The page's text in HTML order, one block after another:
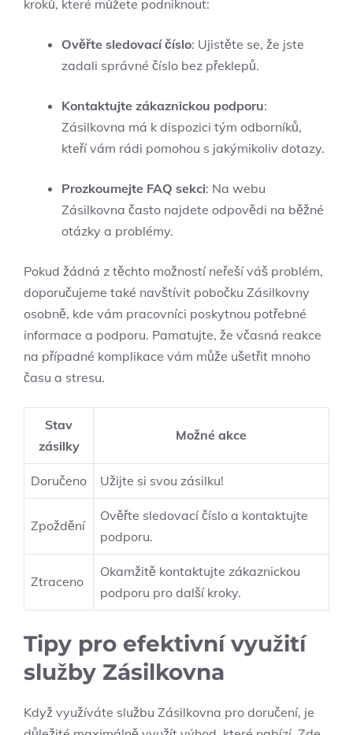
kroků, které můžete podniknout:
Ověřte ⁣sledovací číslo: Ujistěte se, že jste
zadali správné číslo bez překlepů.
Kontaktujte zákaznickou podporu:
Zásilkovna má⁤ k dispozici tým odborníků,
kteří vám rádi pomohou s jakýmikoliv dotazy.
Prozkoumejte FAQ ⁤sekci: Na webu‍
Zásilkovna ‍často ​najdete ⁤odpovědi na běžné
otázky a problémy.
Pokud žádná ⁣z těchto možností⁢ neřeší váš problém,
doporučujeme také navštívit pobočku Zásilkovny
osobně, kde ​vám pracovníci poskytnou potřebné
informace a podporu. Pamatujte, že včasná ‌reakce
na případné komplikace ‍vám ​může ušetřit mnoho
času a stresu.
Stav
zásilky
Možné akce
Doručeno Užijte⁣ si svou ⁣zásilku!
Zpoždění
Ověřte sledovací číslo a ‌kontaktujte
podporu.
Ztraceno
Okamžitě kontaktujte zákaznickou
podporu pro další kroky.
Tipy pro efektivní využití
služby Zásilkovna
Když využíváte službu ⁢Zásilkovna pro doručení, je